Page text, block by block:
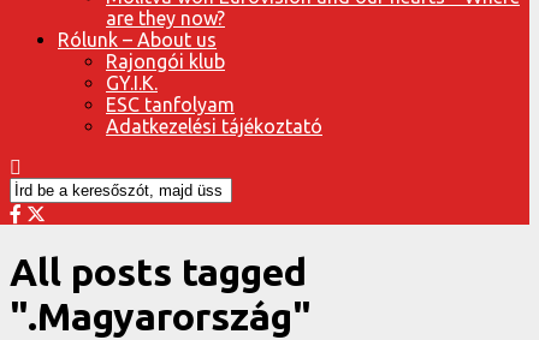
are they now?
Rólunk – About us
Rajongói klub
GY.I.K.
ESC tanfolyam
Adatkezelési tájékoztató
All posts tagged
".Magyarország"